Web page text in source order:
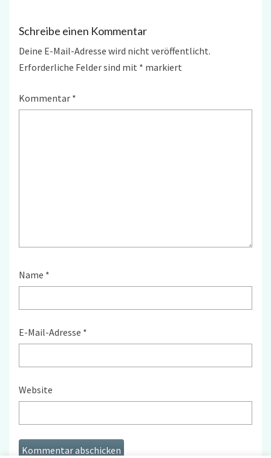
Schreibe einen Kommentar
Deine E-Mail-Adresse wird nicht veröffentlicht.
Erforderliche Felder sind mit * markiert
Kommentar *
Name *
E-Mail-Adresse *
Website